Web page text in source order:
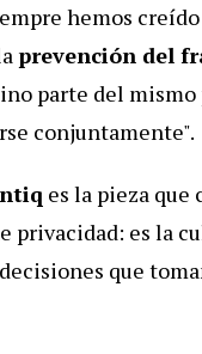
hemos
prevención del
parte del mismo
conjuntamente".
es la pieza que
privacidad: es la
que